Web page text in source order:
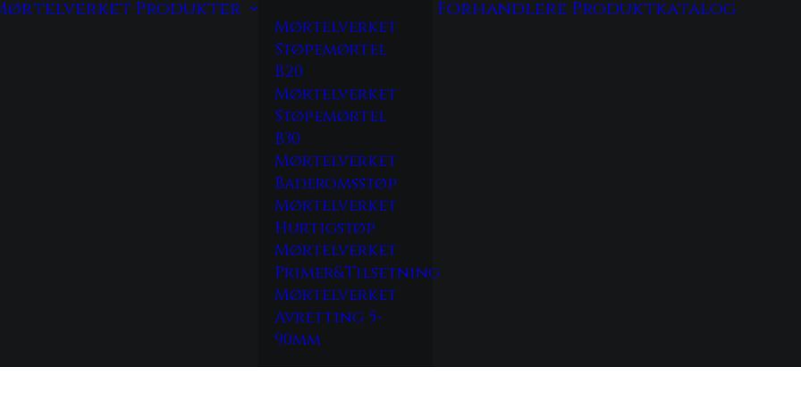
Produkter
Mørtelverket
Støpemørtel
B20
Mørtelverket
Støpemørtel
B30
Mørtelverket
Baderomsstøp
Mørtelverket
Hurtigstøp
Mørtelverket
Primer&Tilsetning
Mørtelverket
Avretting 5-
90mm
Forhandlere Produktkatalog